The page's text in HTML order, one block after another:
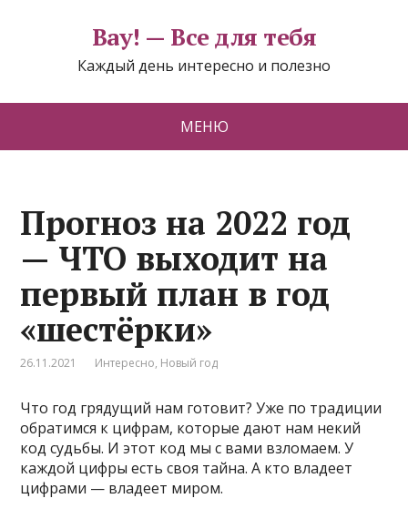
Вау! — Все для тебя
Каждый день интересно и полезно
МЕНЮ
Прогноз на 2022 год
— ЧТО выходит на
первый план в год
«шестёрки»
26.11.2021 Интересно, Новый год
Что год грядущий нам готовит? Уже по традиции
обратимся к цифрам, которые дают нам некий
код судьбы. И этот код мы с вами взломаем. У
каждой цифры есть своя тайна. А кто владеет
цифрами — владеет миром.